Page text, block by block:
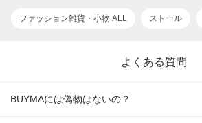
ファッション雑貨・小物 ALL ストール
よくある質問
BUYMAには偽物はないの？